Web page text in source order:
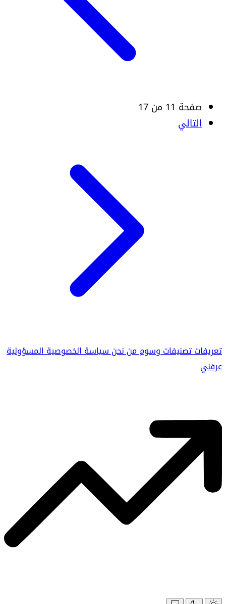
صفحة 11 من 17
التالي
تعريفاتتصنيفاتوسوممن نحنسياسة الخصوصيةالمسؤولية
عرفني